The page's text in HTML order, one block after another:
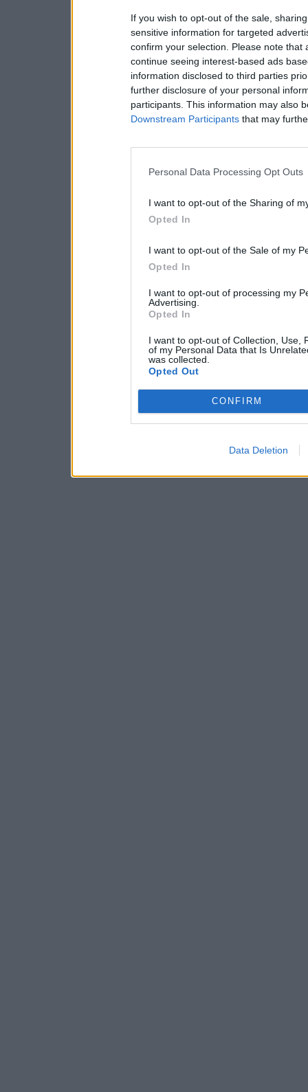
If you wish to opt-out of the sale,
sensitive information for targeted
confirm your selection. Please note
continue seeing interest-based ads
information disclosed to third parties
further disclosure of your personal
participants. This information may also
Downstream Participants that may
Personal Data Processing Opt Outs
I want to opt-out of the Sharing of
Opted In
I want to opt-out of the Sale of my
Opted In
I want to opt-out of processing my
Advertising.
Opted In
I want to opt-out of Collection, Use,
of my Personal Data that Is
was collected.
Opted Out
CONFIRM
Data Deletion